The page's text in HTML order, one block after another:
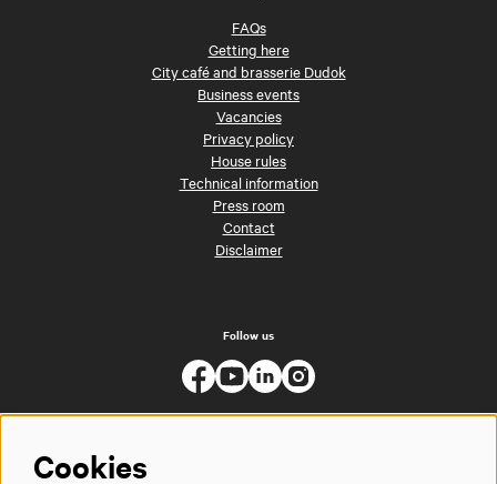
FAQs
Getting here
City café and brasserie Dudok
Business events
Vacancies
Privacy policy
House rules
Technical information
Press room
Contact
Disclaimer
Follow us
Cookies